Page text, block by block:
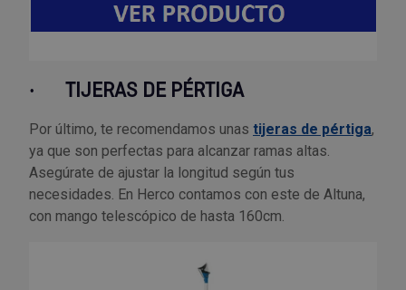
· TIJERAS DE PÉRTIGA
Por último, te recomendamos unas tijeras de pértiga,
ya que son perfectas para alcanzar ramas altas.
Asegúrate de ajustar la longitud según tus
necesidades. En Herco contamos con este de Altuna,
con mango telescópico de hasta 160cm.